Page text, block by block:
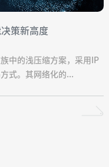
策新高度
中的浅压缩方案，采用IP
式。其网络化的...